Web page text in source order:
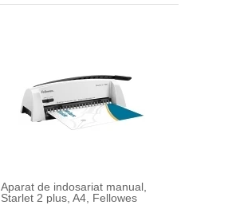
Aparat de indosariat manual,
Starlet 2 plus, A4, Fellowes